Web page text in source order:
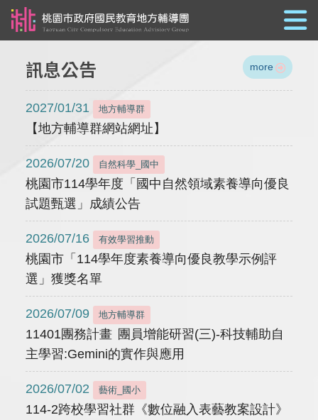
訊息公告 more
2027/01/31 地方輔導群
【地方輔導群網站網址】
2026/07/20 自然科學_國中
桃園市114學年度「國中自然領域素養導向優良
試題甄選」成績公告
2026/07/16 有效學習推動
桃園市「114學年度素養導向優良教學示例評
選」獲獎名單
2026/07/09 地方輔導群
11401團務計畫 團員增能研習(三)-科技輔助自
主學習:Gemini的實作與應用
2026/07/02 藝術_國小
114-2跨校學習社群《數位融入表藝教案設計》